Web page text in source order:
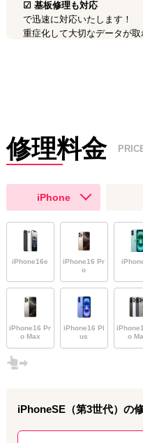
☑︎ 基板修理も対応
で迅速に対応いたします！
重症化して大切なデータが
JR・京成松戸駅東口から歩
最近、「スマホ熱中症」に
明日からまた猛暑日になる
温度は『周辺温度5〜35℃』
・通勤通学などの移動中
・室内でも直射日光が当たっ
・車のダッシュボードに付け
など、どうしても日常の中
様々な不具合が出てしまって
ど重症化しやすい
☑︎ 即日最短60分〜
修理料金
iPhone
iPhone16e
iPhone16 Pr
o Max
iPhone16 Pr
o
iPhone16 Pl
us
o
iPhoneSE（第3世代） の